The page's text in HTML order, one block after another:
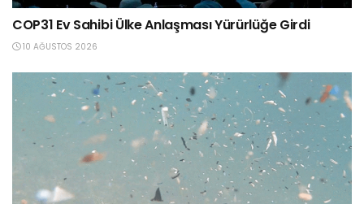
COP31 Ev Sahibi Ülke Anlaşması Yürürlüğe Girdi
10 AĞUSTOS 2026